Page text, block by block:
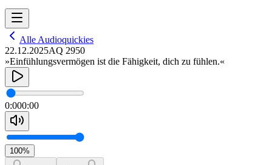
Alle Audioquickies
22.12.2025AQ 2950
»Einfühlungsvermögen ist die Fähigkeit, dich zu fühlen.«
0:000:00
100%